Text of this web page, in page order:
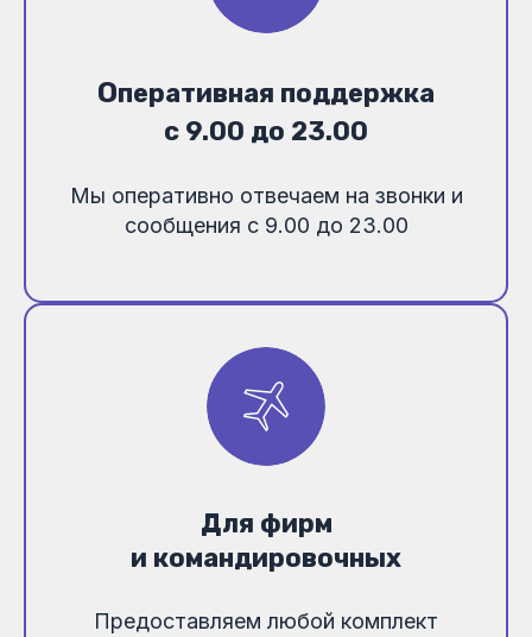
Оперативная поддержка
с 9.00 до 23.00
Мы оперативно отвечаем на звонки и
сообщения с 9.00 до 23.00
Для фирм
и командировочных
Предоставляем любой комплект